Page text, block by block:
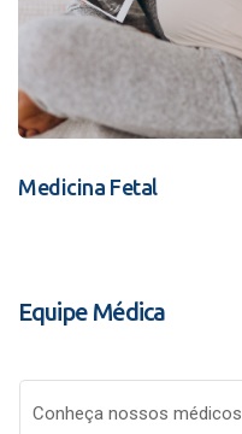
Medicina Fetal
Equipe Médica
Conheça nossos médicos